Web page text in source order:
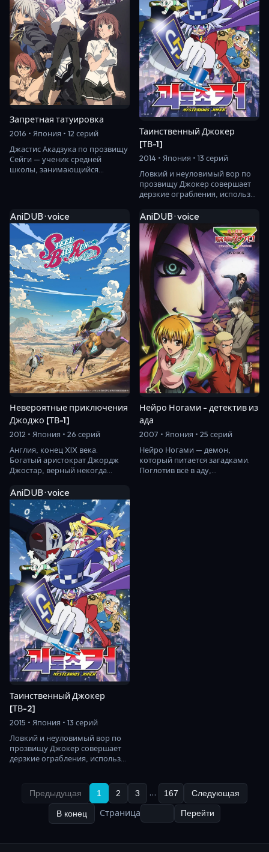
Запретная татуировка
2016 • Япония • 12 серий
Джастис Акадзука по прозвищу
Сейги — ученик средней
школы, занимающийся
Таинственный Джокер
[ТВ-1]
2014 • Япония • 13 серий
Ловкий и неуловимый вор по
прозвищу Джокер совершает
дерзкие ограбления, используя
и эффектные трюки.…
AniDUB · voice
Невероятные приключения
Джоджо [ТВ-1]
2012 • Япония • 26 серий
Англия, конец XIX века.
Богатый аристократ Джордж
Джостар, верный некогда
в семью осиротевшего…
AniDUB · voice
Нейро Ногами - детектив из
ада
2007 • Япония • 25 серий
Нейро Ногами — демон,
который питается загадками.
Поглотив всё в аду,
AniDUB · voice
Таинственный Джокер
[ТВ-2]
2015 • Япония • 13 серий
Ловкий и неуловимый вор по
прозвищу Джокер совершает
дерзкие ограбления, используя
Предыдущая
1 2 3 … 167 Следующая
В конец Страница Перейти